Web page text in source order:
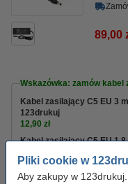
Pliki cookie w
Aby zakupy w
89,00
Wskazówka: zamów kabel
Kabel zasilający C5 EU 3
123drukuj
12,90 zł
Kabel zasilający C5 EU
8,90 zł